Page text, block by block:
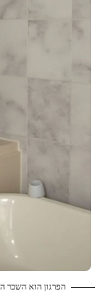
הפרגון הוא השכר